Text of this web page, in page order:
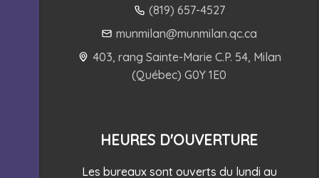
(819) 657-4527
munmilan@munmilan.qc.ca
403, rang Sainte-Marie C.P. 54, Milan
(Québec) G0Y 1E0
HEURES D'OUVERTURE
Les bureaux sont ouverts du lundi au